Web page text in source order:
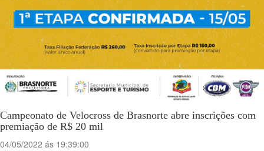
Campeonato de Velocross de Brasnorte abre inscrições com
premiação de R$ 20 mil
04/05/2022 ás 19:39:00